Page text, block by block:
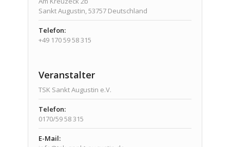
Sankt Augustin,53757 Deutschland
Telefon:
+49 170 59 58 315
Veranstalter
TSK Sankt Augustin e.V.
Telefon:
0170/59 58 315
E-Mail: